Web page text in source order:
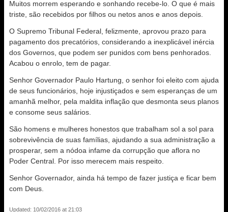
Muitos morrem esperando e sonhando recebe-lo. O que é mais
triste, são recebidos por filhos ou netos anos e anos depois.
O Supremo Tribunal Federal, felizmente, aprovou prazo para
pagamento dos precatórios, considerando a inexplicável inércia
dos Governos, que podem ser punidos com bens penhorados.
Acabou o enrolo, tem de pagar.
Senhor Governador Paulo Hartung, o senhor foi eleito com ajuda
de seus funcionários, hoje injustiçados e sem esperanças de um
amanhã melhor, pela maldita inflação que desmonta seus planos
e consome seus salários.
São homens e mulheres honestos que trabalham sol a sol para
sobrevivência de suas famílias, ajudando a sua administração a
prosperar, sem a nódoa infame da corrupção que aflora no
Poder Central. Por isso merecem mais respeito.
Senhor Governador, ainda há tempo de fazer justiça e ficar bem
com Deus.
Updated: 10/02/2016 at 21:03